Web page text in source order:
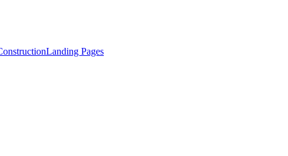
Landing Pages